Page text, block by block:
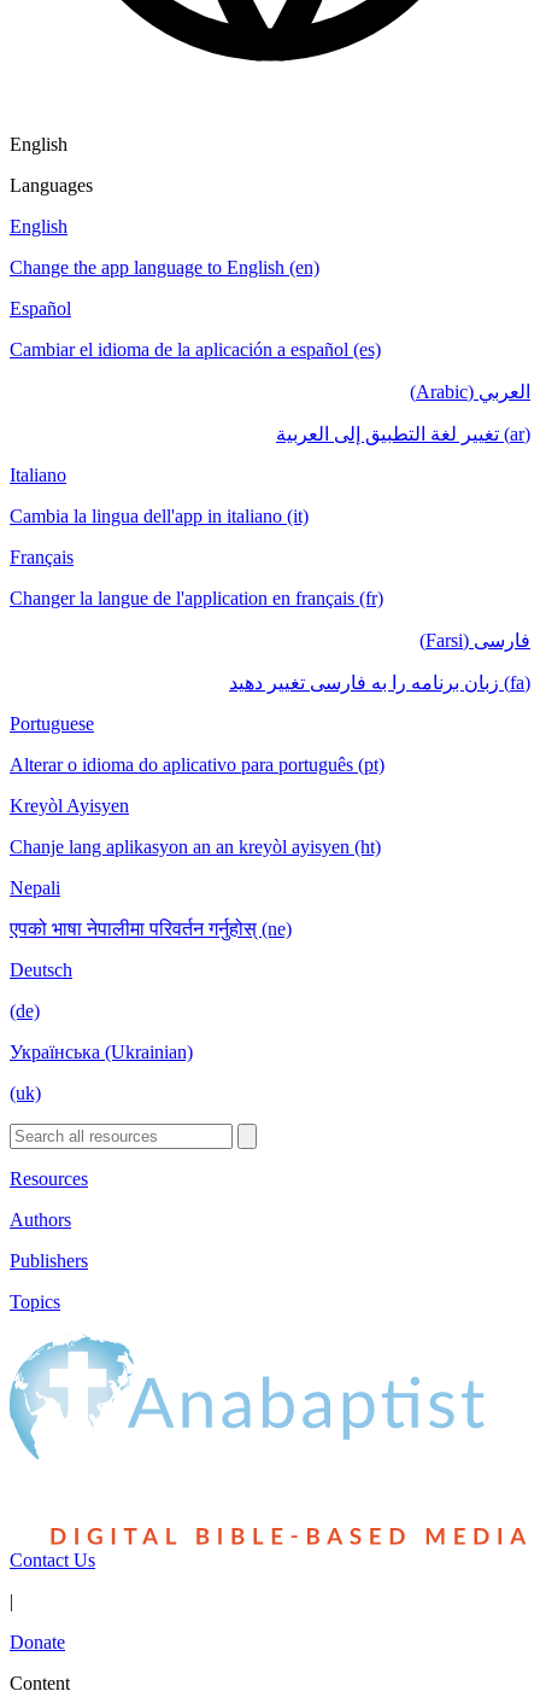
English
Languages
English
Change the app language to English (en)
Español
Cambiar el idioma de la aplicación a español (es)
العربي (Arabic)
(ar) تغيير لغة التطبيق إلى العربية
Italiano
Cambia la lingua dell'app in italiano (it)
Français
Changer la langue de l'application en français (fr)
فارسی (Farsi)
(fa) زبان برنامه را به فارسی تغییر دهید
Portuguese
Alterar o idioma do aplicativo para português (pt)
Kreyòl Ayisyen
Chanje lang aplikasyon an an kreyòl ayisyen (ht)
Nepali
एपको भाषा नेपालीमा परिवर्तन गर्नुहोस् (ne)
Deutsch
(de)
Українська (Ukrainian)
(uk)
Resources
Authors
Publishers
Topics
Contact Us
|
Donate
Content